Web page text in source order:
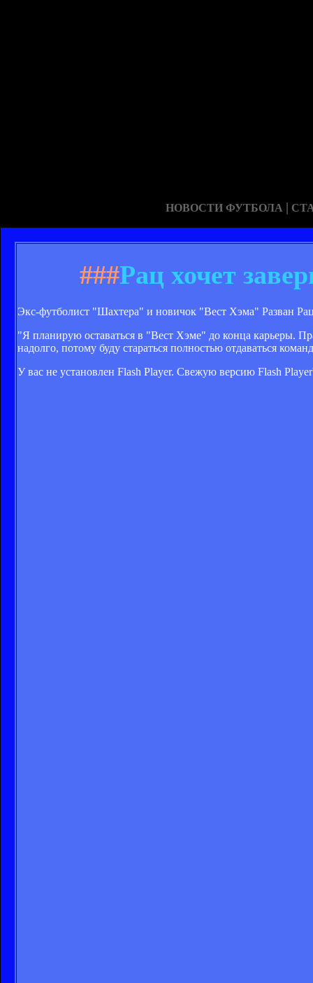
НОВОСТИ ФУТБОЛА |
###Рац хочет
Экс-футболист "Шахтера" и новичок "Вест Хэма" Разван
"Я планирую оставаться в "Вест Хэме" до конца карьеры.
надолго, потому буду стараться полностью отдаваться
У вас не установлен Flash Player. Свежую версию Flash